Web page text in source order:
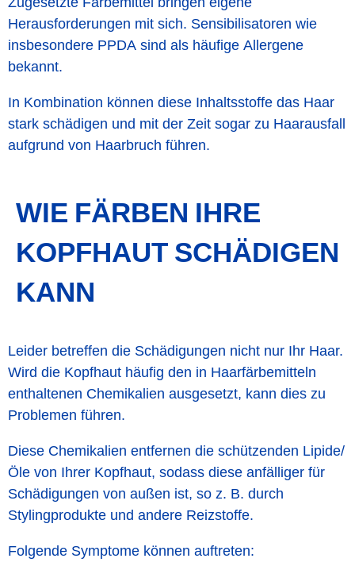
Herausforderungen mit sich. Sensibilisatoren wie
insbesondere PPDA sind als häufige Allergene
bekannt.
In Kombination können diese Inhaltsstoffe das Haar
stark schädigen und mit der Zeit sogar zu Haarausfall
aufgrund von Haarbruch führen.
WIE FÄRBEN IHRE
KOPFHAUT SCHÄDIGEN
KANN
Leider betreffen die Schädigungen nicht nur Ihr Haar.
Wird die Kopfhaut häufig den in Haarfärbemitteln
enthaltenen Chemikalien ausgesetzt, kann dies zu
Problemen führen.
Diese Chemikalien entfernen die schützenden Lipide/
Öle von Ihrer Kopfhaut, sodass diese anfälliger für
Schädigungen von außen ist, so z. B. durch
Stylingprodukte und andere Reizstoffe.
Folgende Symptome können auftreten: